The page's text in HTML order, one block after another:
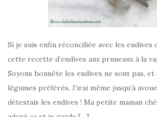
Si je suis enfin réconciliée avec les endives
cette recette d’endives aux pruneaux à la
Soyons honnête les endives ne sont pas, et
légumes préférés. J’irai même jusqu’à
détestais les endives ! Ma petite maman